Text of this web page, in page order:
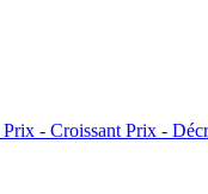
Prix - Croissant Prix -